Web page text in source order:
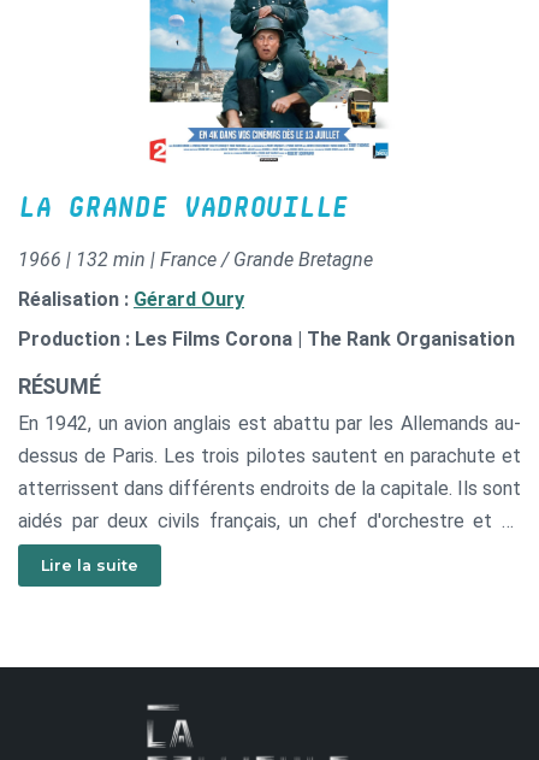
LA GRANDE VADROUILLE
1966 | 132 min | France / Grande Bretagne
Réalisation : Gérard Oury
Production : Les Films Corona | The Rank Organisation
RÉSUMÉ
En 1942, un avion anglais est abattu par les Allemands au-
dessus de Paris. Les trois pilotes sautent en parachute et
atterrissent dans différents endroits de la capitale. Ils sont
aidés par deux civils français, un chef d'orchestre et un
peintre en bâtiment qui acceptent de les mener en zone
libre; ils deviennent ainsi, malgré eux, acteurs de la
Lire la suite